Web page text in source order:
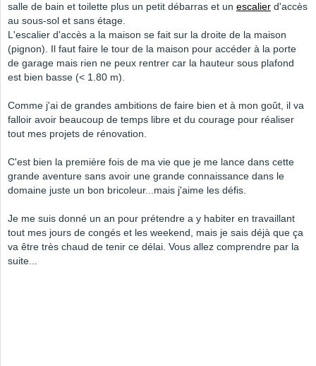
salle de bain et toilette plus un petit débarras et un escalier d'accès
au sous-sol et sans étage.
L'escalier d'accès a la maison se fait sur la droite de la maison
(pignon). Il faut faire le tour de la maison pour accéder à la porte
de garage mais rien ne peux rentrer car la hauteur sous plafond
est bien basse (< 1.80 m).
Comme j'ai de grandes ambitions de faire bien et à mon goût, il va
falloir avoir beaucoup de temps libre et du courage pour réaliser
tout mes projets de rénovation.
C'est bien la première fois de ma vie que je me lance dans cette
grande aventure sans avoir une grande connaissance dans le
domaine juste un bon bricoleur...mais j'aime les défis.
Je me suis donné un an pour prétendre a y habiter en travaillant
tout mes jours de congés et les weekend, mais je sais déjà que ça
va être très chaud de tenir ce délai. Vous allez comprendre par la
suite...